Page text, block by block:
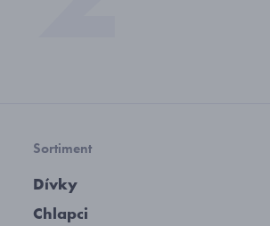
Sortiment
Dívky
Chlapci